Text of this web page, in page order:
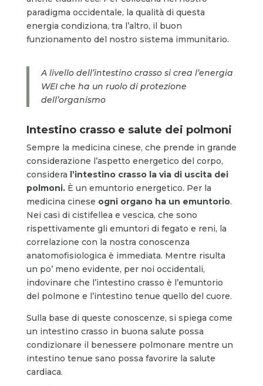
paradigma occidentale, la qualità di questa
energia condiziona, tra l’altro, il buon
funzionamento del nostro sistema immunitario.
A livello dell’intestino crasso si crea l’energia
WEI che ha un ruolo di protezione
dell’organismo
Intestino crasso e salute dei polmoni
Sempre la medicina cinese, che prende in grande
considerazione l’aspetto energetico del corpo,
considera l’intestino crasso la via di uscita dei
polmoni.È un emuntorio energetico. Per la
medicina cinese ogni organo ha un emuntorio.
Nei casi di cistifellea e vescica, che sono
rispettivamente gli emuntori di fegato e reni, la
correlazione con la nostra conoscenza
anatomofisiologica è immediata. Mentre risulta
un po’ meno evidente, per noi occidentali,
indovinare che l’intestino crasso è l’emuntorio
del polmone e l’intestino tenue quello del cuore.
Sulla base di queste conoscenze, si spiega come
un intestino crasso in buona salute possa
condizionare il benessere polmonare mentre un
intestino tenue sano possa favorire la salute
cardiaca.